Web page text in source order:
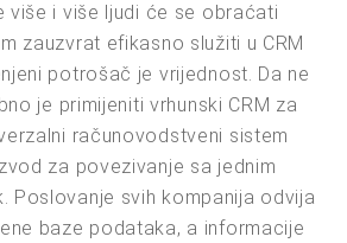
više i više ljudi će se obraćati
zauzvrat efikasno služiti u CRM
potrošač je vrijednost. Da ne
je primijeniti vrhunski CRM za
računovodstveni sistem
za povezivanje sa jednim
Poslovanje svih kompanija odvija
baze podataka, a informacije